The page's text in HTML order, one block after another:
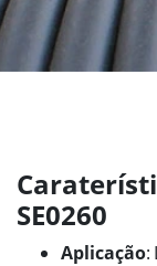
SE0260
Aplicação: